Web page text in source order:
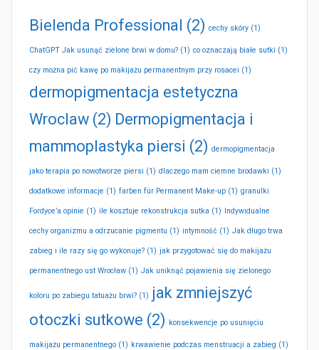
Bielenda Professional (2) cechy skóry (1)
ChatGPT Jak usunąć zielone brwi w domu? (1) co oznaczają białe sutki (1)
czy można pić kawę po makijażu permanentnym przy rosacei (1)
dermopigmentacja estetyczna
Wroclaw (2) Dermopigmentacja i
mammoplastyka piersi (2) dermopigmentacja
jako terapia po nowotworze piersi (1) dlaczego mam ciemne brodawki (1)
dodatkowe informacje (1) farben für Permanent Make-up (1) granulki
Fordyce’a opinie (1) ile kosztuje rekonstrukcja sutka (1) Indywidualne
cechy organizmu a odrzucanie pigmentu (1) intymność (1) Jak długo trwa
zabieg i ile razy się go wykonuje? (1) jak przygotować się do makijażu
permanentnego ust Wrocław (1) Jak uniknąć pojawienia się zielonego
koloru po zabiegu tatuażu brwi? (1) jak zmniejszyć
otoczki sutkowe (2) konsekwencje po usunięciu
makijażu permanentnego (1) krwawienie podczas menstruacji a zabieg (1)